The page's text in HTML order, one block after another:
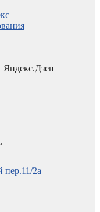
Яндекс.Дзен
пер.11/2а